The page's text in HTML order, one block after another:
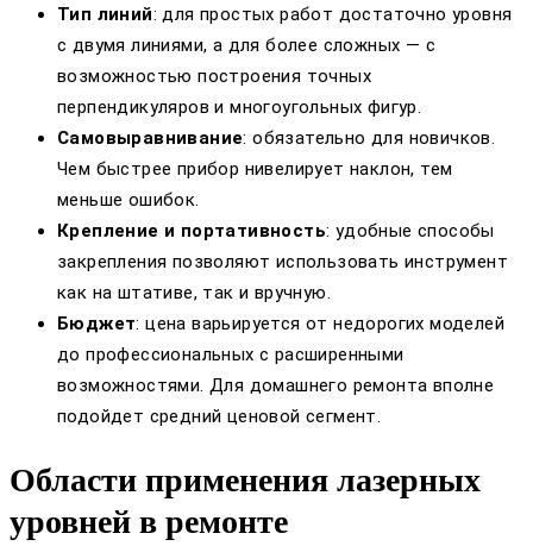
Тип линий: для простых работ достаточно уровня
с двумя линиями, а для более сложных — с
возможностью построения точных
перпендикуляров и многоугольных фигур.
Самовыравнивание: обязательно для новичков.
Чем быстрее прибор нивелирует наклон, тем
меньше ошибок.
Крепление и портативность: удобные способы
закрепления позволяют использовать инструмент
как на штативе, так и вручную.
Бюджет: цена варьируется от недорогих моделей
до профессиональных с расширенными
возможностями. Для домашнего ремонта вполне
подойдет средний ценовой сегмент.
Области применения лазерных
уровней в ремонте